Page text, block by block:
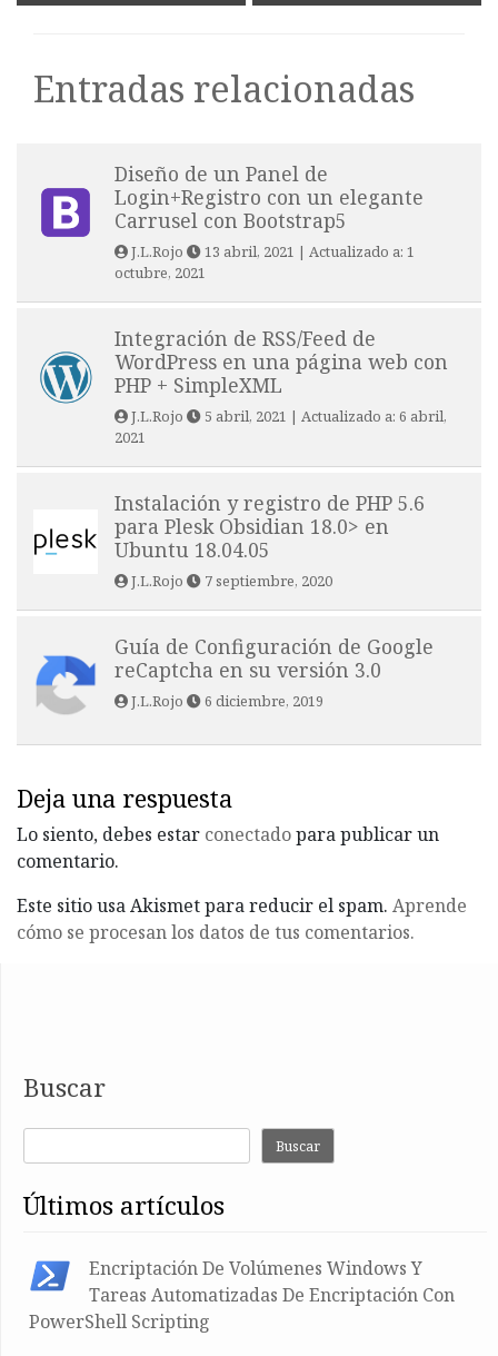
Entradas relacionadas
Diseño de un Panel de
Login+Registro con un elegante
Carrusel con Bootstrap5
J.L.Rojo 13 abril, 2021 | Actualizado a:1
octubre, 2021
Integración de RSS/Feed de
WordPress en una página web con
PHP + SimpleXML
J.L.Rojo 5 abril, 2021 | Actualizado a:6 abril,
2021
Instalación y registro de PHP 5.6
para Plesk Obsidian 18.0> en
Ubuntu 18.04.05
J.L.Rojo 7 septiembre, 2020
Guía de Configuración de Google
reCaptcha en su versión 3.0
J.L.Rojo 6 diciembre, 2019
Deja una respuesta
Lo siento, debes estar conectadopara publicar un
comentario.
Este sitio usa Akismet para reducir el spam. Aprende
cómo se procesan los datos de tus comentarios.
Buscar
Buscar
últimos artículos
Encriptación De Volúmenes Windows Y
Tareas Automatizadas De Encriptación Con
PowerShell Scripting